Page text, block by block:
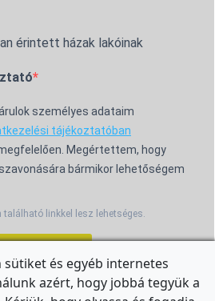
érintett házak lakóinak
személyes adataim
tájékoztatóban
Megértettem, hogy
bármikor lehetőségem
linkkel lesz lehetséges.
clickHERE.
és egyéb internetes
azért, hogy jobbá tegyük a